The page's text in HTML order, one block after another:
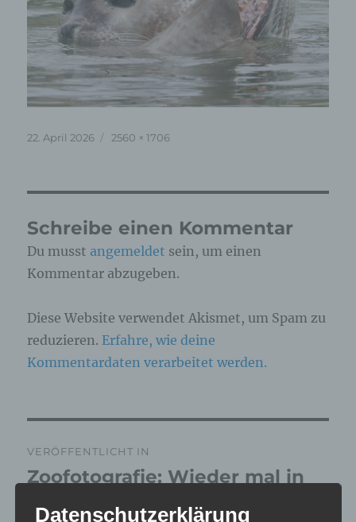
Veröffentlicht
22. April 2026 Originalgröße
2560 × 1706
Schreibe einen Kommentar
Du musst angemeldet sein, um einen
Kommentar abzugeben.
Diese Website verwendet Akismet, um Spam zu
reduzieren. Erfahre, wie deine
Kommentardaten verarbeitet werden.
VERÖFFENTLICHT IN
Zoofotografie: Wieder mal in
Grömitz am 16.04.2026
Datenschutzerklärung